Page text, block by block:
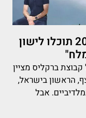
רונן מרדכי גרין: "בשנת 2027 תוכלו לישון
קבוצת ברקליס מציין
צף, הראשון בישראל,
אבל